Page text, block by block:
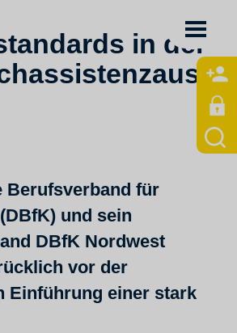
in der
Berufsverband für
und sein
DBfK Nordwest
vor der
Einführung einer stark